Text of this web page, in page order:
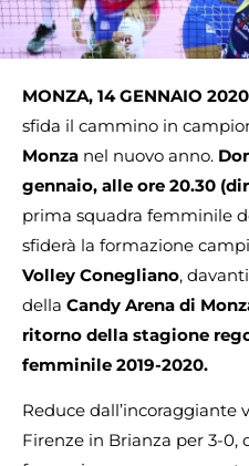
MONZA, 14 GENNAIO
sfida il cammino in
Monza nel nuovo anno.
gennaio, alle ore 20.30
prima squadra femminile
sfiderà la formazione
Volley Conegliano,
della Candy Arena di
ritorno della stagione
femminile 2019-2020.
Reduce
Firenze in Brianza per 3-0,